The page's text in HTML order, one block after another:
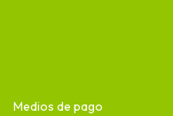
Medios de pago